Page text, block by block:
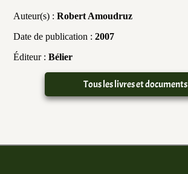
Auteur(s) :Robert Amoudruz
Date de publication :2007
Éditeur :Bélier
Tous les livres et documents